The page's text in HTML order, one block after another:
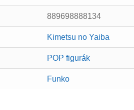
889698888134
Kimetsu no Yaiba
POP figurák
Funko